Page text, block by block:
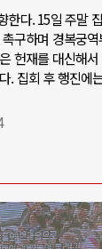
한다. 15일 주말
구하며 경복궁
헌재를 대신해
. 집회 후 행진에